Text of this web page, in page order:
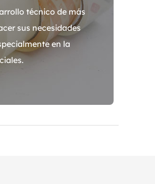
técnico de más
sus necesidades
en la